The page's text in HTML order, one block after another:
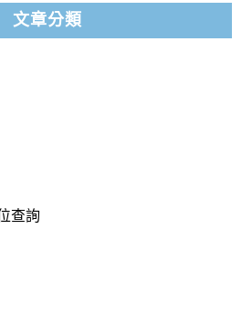
文章分類
查詢